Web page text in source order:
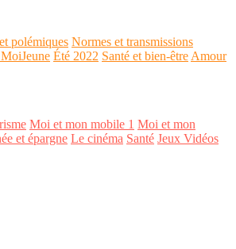
polémiques Normes et transmissions
Été 2022 Santé et bien-être Amour
Moi et mon mobile 1 Moi et mon
et épargne Le cinéma Santé Jeux Vidéos